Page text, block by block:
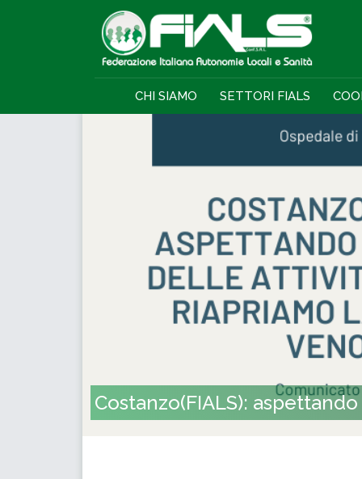
CHI SIAMO SETTORI FIALS
Costanzo(FIALS):